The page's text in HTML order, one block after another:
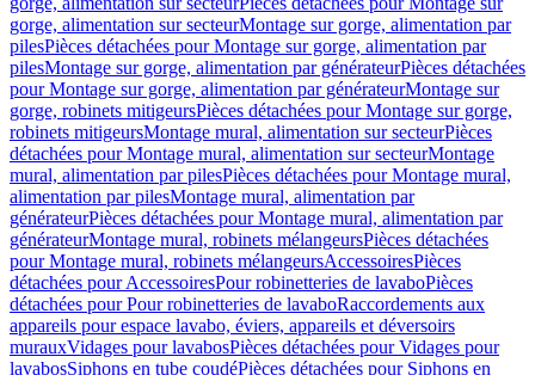
gorge, alimentation sur secteurMontage sur gorge, alimentation par
pilesPièces détachées pour Montage sur gorge, alimentation par
pilesMontage sur gorge, alimentation par générateurPièces détachées
pour Montage sur gorge, alimentation par générateurMontage sur
gorge, robinets mitigeursPièces détachées pour Montage sur gorge,
robinets mitigeursMontage mural, alimentation sur secteurPièces
détachées pour Montage mural, alimentation sur secteurMontage
mural, alimentation par pilesPièces détachées pour Montage mural,
alimentation par pilesMontage mural, alimentation par
générateurPièces détachées pour Montage mural, alimentation par
générateurMontage mural, robinets mélangeursPièces détachées
pour Montage mural, robinets mélangeursAccessoiresPièces
détachées pour AccessoiresPour robinetteries de lavaboPièces
détachées pour Pour robinetteries de lavaboRaccordements aux
appareils pour espace lavabo, éviers, appareils et déversoirs
murauxVidages pour lavabosPièces détachées pour Vidages pour
lavabosSiphons en tube coudéPièces détachées pour Siphons en